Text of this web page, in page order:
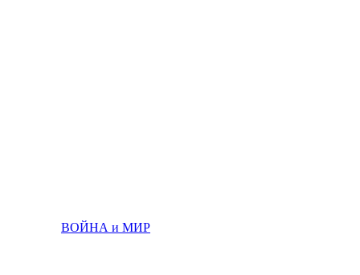
ВОЙНА и МИР